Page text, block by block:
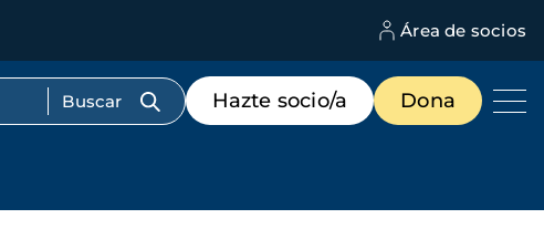
Área de socios
Menú
de
destacados
Hazte socio/a Dona